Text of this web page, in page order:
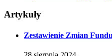
Artykuły
Zestawienie Zmian